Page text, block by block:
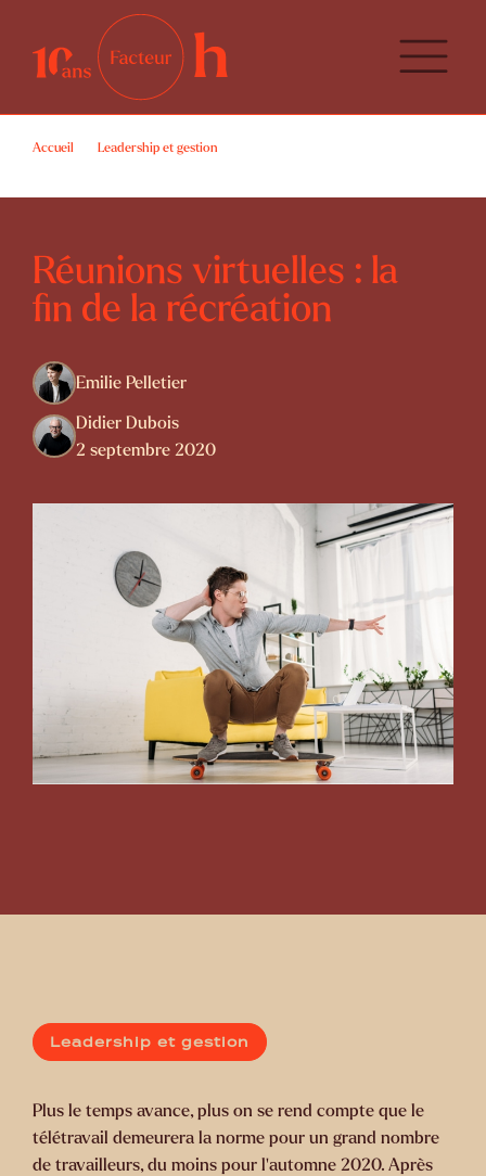
Accueil
Leadership et gestion
Réunions virtuelles : la
fin de la récréation
Emilie Pelletier
Didier Dubois
2 septembre 2020
Leadership et gestion
Plus le temps avance, plus on se rend compte que le
télétravail demeurera la norme pour un grand nombre
de travailleurs, du moins pour l’automne 2020. Après